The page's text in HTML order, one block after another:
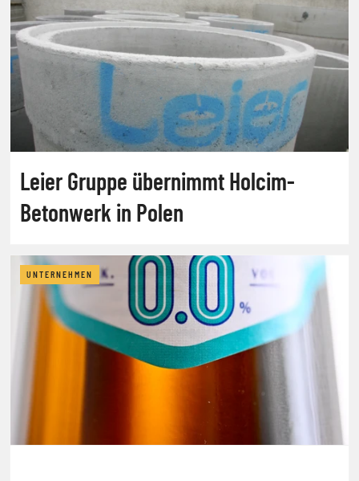
Leier Gruppe übernimmt Holcim-
Betonwerk in Polen
UNTERNEHMEN